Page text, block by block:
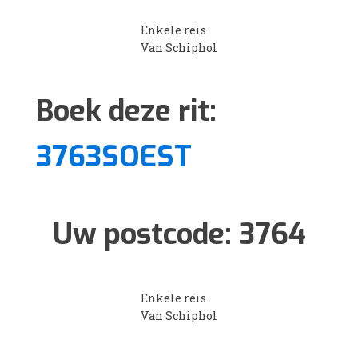
Enkele reis
Van Schiphol
Boek deze rit:
3763SOEST
Uw postcode: 3764
Enkele reis
Van Schiphol